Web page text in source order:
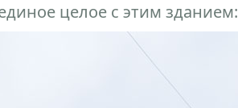
целое с этим зданием: